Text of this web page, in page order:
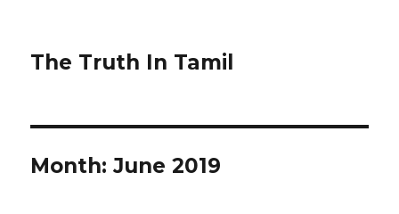
The Truth In Tamil
Month:June 2019